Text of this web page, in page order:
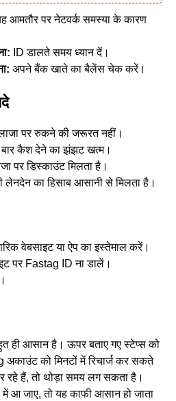
आमतौर पर नेटवर्क समस्या के कारण
ID डालते समय ध्यान दें।
अपने बैंक खाते का बैलेंस चेक करें।
पर रुकने की जरूरत नहीं।
बार कैश देने का झंझट खत्म।
पर डिस्काउंट मिलता है।
लेनदेन का हिसाब आसानी से मिलता है।
वेबसाइट या ऐप का इस्तेमाल करें।
पर Fastag ID ना डालें।
ही आसान है। ऊपर बताए गए स्टेप्स को
को मिनटों में रिचार्ज कर सकते
रहे हैं, तो थोड़ा समय लग सकता है।
आ जाए, तो यह काफी आसान हो जाता